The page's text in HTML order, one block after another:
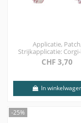
Applicatie, Patch,
Strijkapplicatie:
CHF 3,70
In
-25%